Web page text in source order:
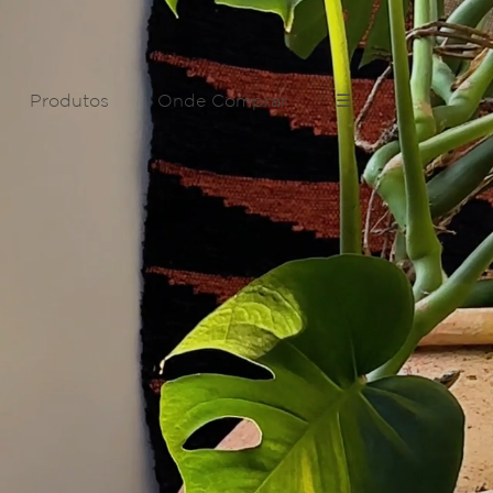
Produtos Onde Comprar ☰